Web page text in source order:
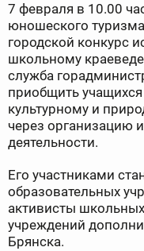
7 февраля в 10.00
юношеского
городской конкурс
школьному
служба
приобщить
культурному и
через организацию
деятельности.
Его участниками
образовательных
активисты
учреждений
Брянска.